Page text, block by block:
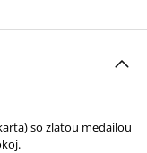
so zlatou medailou